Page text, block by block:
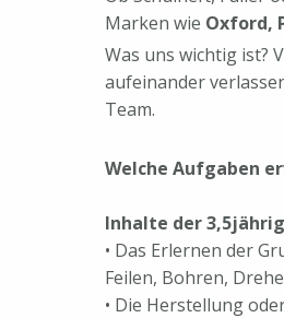
Marken wie Oxford,
Was uns wichtig ist?
aufeinander
Team.
Welche Aufgaben
Inhalte der
• Das Erlernen der
Feilen, Bohren,
• Die Herstellung